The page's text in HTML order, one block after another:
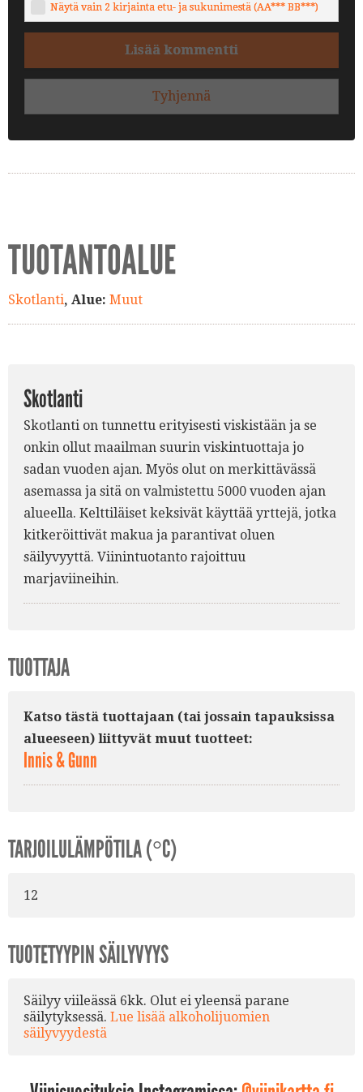
Näytä vain 2 kirjainta etu- ja sukunimestä (AA*** BB***)
Lisää kommentti
Tyhjennä
TUOTANTOALUE
Skotlanti, Alue: Muut
Skotlanti
Skotlanti on tunnettu erityisesti viskistään ja se
onkin ollut maailman suurin viskintuottaja jo
sadan vuoden ajan. Myös olut on merkittävässä
asemassa ja sitä on valmistettu 5000 vuoden ajan
alueella. Kelttiläiset keksivät käyttää yrttejä, jotka
kitkeröittivät makua ja parantivat oluen
säilyvyyttä. Viinintuotanto rajoittuu
marjaviineihin.
TUOTTAJA
Katso tästä tuottajaan (tai jossain tapauksissa
alueeseen) liittyvät muut tuotteet:
Innis & Gunn
TARJOILULÄMPÖTILA (°C)
12
TUOTETYYPIN SÄILYVYYS
Säilyy viileässä 6kk. Olut ei yleensä parane
säilytyksessä. Lue lisää alkoholijuomien
säilyvyydestä